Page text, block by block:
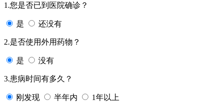
1.您是否已到医院确诊？
是 还没有
2.是否使用外用药物？
是 没有
3.患病时间有多久？
刚发现 半年内 1年以上